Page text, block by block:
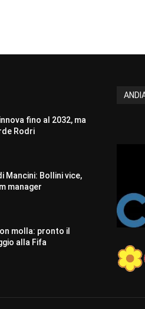
fino al 2032, ma
Rodri
Mancini: Bollini vice,
manager
molla: pronto il
alla Fifa